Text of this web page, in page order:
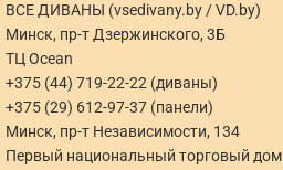
ВСЕ ДИВАНЫ (vsedivany.by / VD.by)
Минск, пр-т Дзержинского, 3Б
ТЦ Ocean
+375 (44) 719-22-22 (диваны)
+375 (29) 612-97-37 (панели)
Минск, пр-т Независимости, 134
Первый национальный торговый дом